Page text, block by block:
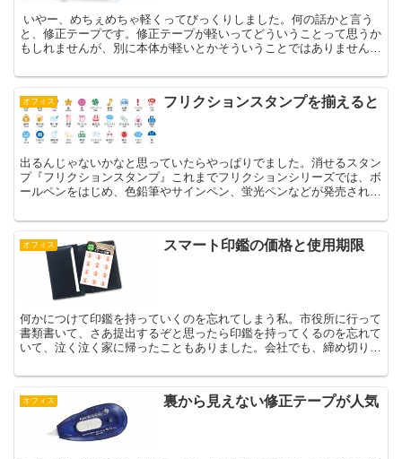
いやー、めちぇめちゃ軽くってびっくりしました。何の話かと言う
と、修正テープです。修正テープが軽いってどういうことって思うか
もしれませんが、別に本体が軽いとかそういうことではありません。
オフィス フリクションスタンプを揃えると
出るんじゃないかなと思っていたらやっぱりでました。消せるスタン
プ『フリクションスタンプ』これまでフリクションシリーズでは、ボ
ールペンをはじめ、色鉛筆やサインペン、蛍光ペンなどが発売されて
オフィス スマート印鑑の価格と使用期限
何かにつけて印鑑を持っていくのを忘れてしまう私。市役所に行って
書類書いて、さあ提出するぞと思ったら印鑑を持ってくるのを忘れて
いて、泣く泣く家に帰ったこともありました。会社でも、締め切りが
オフィス 裏から見えない修正テープが人気